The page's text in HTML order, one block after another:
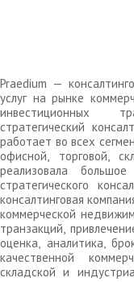
Praedium —
услуг на рынке
инвестиционных
стратегический
работает во всех
офисной, торговой,
реализовала
стратегического
консалтинговая
коммерческой
транзакций,
оценка, аналитика,
качественной
складской и